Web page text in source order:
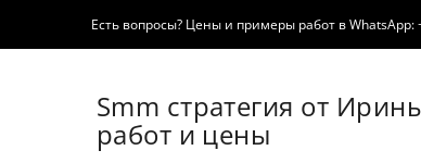
Smm стратегия от
работ и цены
Есть вопросы? Цены и примеры работ в WhatsApp: